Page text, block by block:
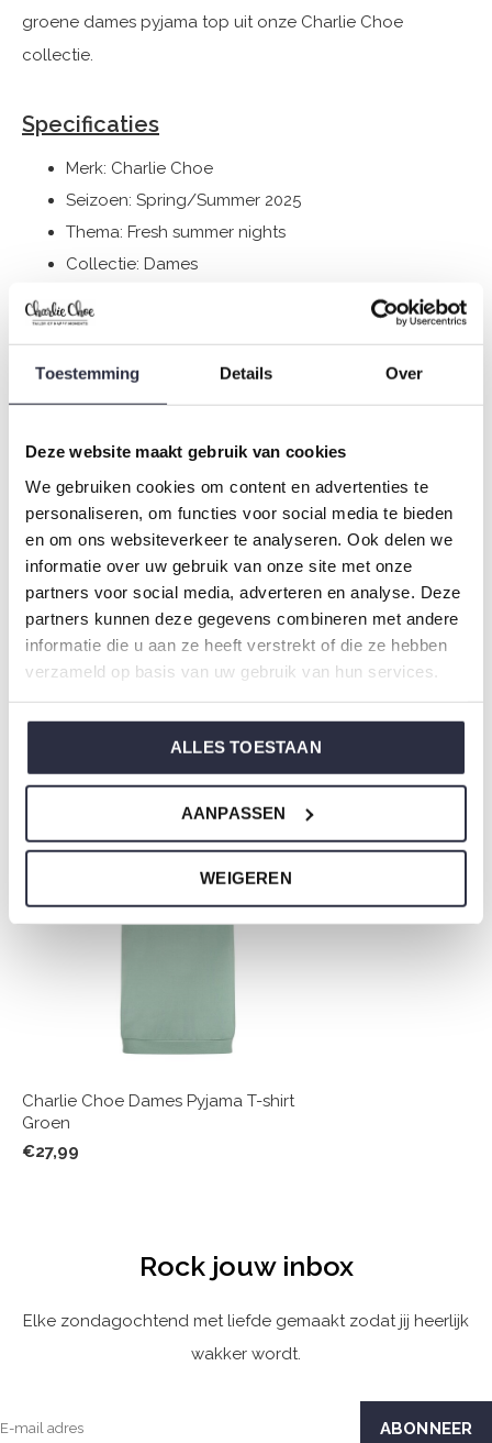
Toestemming Details Over
Deze website maakt gebruik van cookies
We gebruiken cookies om content en advertenties te
personaliseren, om functies voor social media te bieden
en om ons websiteverkeer te analyseren. Ook delen we
informatie over uw gebruik van onze site met onze
partners voor social media, adverteren en analyse. Deze
partners kunnen deze gegevens combineren met andere
informatie die u aan ze heeft verstrekt of die ze hebben
verzameld op basis van uw gebruik van hun services.
ALLES TOESTAAN
AANPASSEN
WEIGEREN
groene dames pyjama top uit onze Charlie Choe
collectie.
Specificaties
Merk: Charlie Choe
Seizoen: Spring/Summer 2025
Thema: Fresh summer nights
Collectie: Dames
Type:
Geslacht: Dames
De nachtkleding van Charlie Choe is gemaakt van
heerlijke zachte stoffen en heeft een perfecte pasvorm.
Weet je niet zo goed welke maat je moet kiezen van onze
nachtkleding?
Klik danhiervoor de maattabel van Charlie Choe.
Om niet te vergeten
Charlie Choe Dames Pyjama T-shirt
Groen
€27,99
Rock jouw inbox
Elke zondagochtend met liefde gemaakt zodat jij heerlijk
wakker wordt.